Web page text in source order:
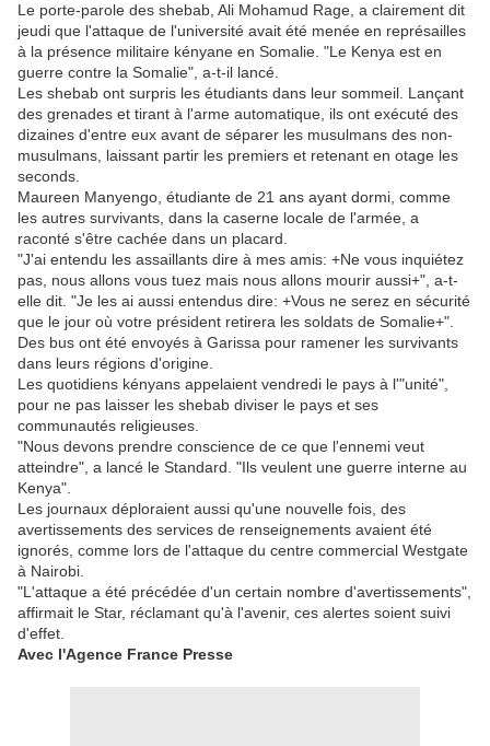
Le porte-parole des shebab, Ali Mohamud Rage, a clairement dit
jeudi que l'attaque de l'université avait été menée en représailles
à la présence militaire kényane en Somalie. "Le Kenya est en
guerre contre la Somalie", a-t-il lancé.
Les shebab ont surpris les étudiants dans leur sommeil. Lançant
des grenades et tirant à l'arme automatique, ils ont exécuté des
dizaines d'entre eux avant de séparer les musulmans des non-
musulmans, laissant partir les premiers et retenant en otage les
seconds.
Maureen Manyengo, étudiante de 21 ans ayant dormi, comme
les autres survivants, dans la caserne locale de l'armée, a
raconté s'être cachée dans un placard.
"J'ai entendu les assaillants dire à mes amis: +Ne vous inquiétez
pas, nous allons vous tuez mais nous allons mourir aussi+", a-t-
elle dit. "Je les ai aussi entendus dire: +Vous ne serez en sécurité
que le jour où votre président retirera les soldats de Somalie+".
Des bus ont été envoyés à Garissa pour ramener les survivants
dans leurs régions d'origine.
Les quotidiens kényans appelaient vendredi le pays à l'"unité",
pour ne pas laisser les shebab diviser le pays et ses
communautés religieuses.
"Nous devons prendre conscience de ce que l'ennemi veut
atteindre", a lancé le Standard. "Ils veulent une guerre interne au
Kenya".
Les journaux déploraient aussi qu'une nouvelle fois, des
avertissements des services de renseignements avaient été
ignorés, comme lors de l'attaque du centre commercial Westgate
à Nairobi.
"L'attaque a été précédée d'un certain nombre d'avertissements",
affirmait le Star, réclamant qu'à l'avenir, ces alertes soient suivi
d'effet.
Avec l'Agence France Presse